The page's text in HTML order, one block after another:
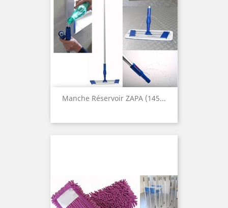
Manche Réservoir ZAPA (145...